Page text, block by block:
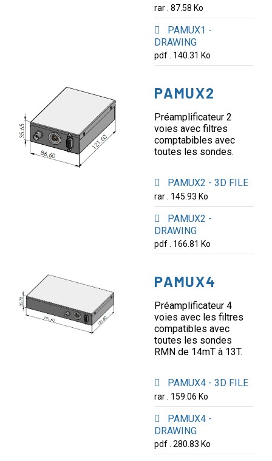
rar . 87.58 Ko
PAMUX1 -
DRAWING
pdf . 140.31 Ko
PAMUX2
Préamplificateur 2
voies avec filtres
comptabibles avec
toutes les sondes.
PAMUX2 - 3D FILE
rar . 145.93 Ko
PAMUX2 -
DRAWING
pdf . 166.81 Ko
PAMUX4
Préamplificateur 4
voies avec les filtres
compatibles avec
toutes les sondes
RMN de 14mT à 13T.
PAMUX4 - 3D FILE
rar . 159.06 Ko
PAMUX4 -
DRAWING
pdf . 280.83 Ko